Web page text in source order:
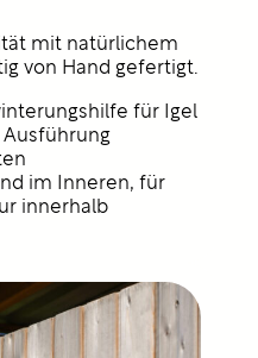
mit natürlichem
von Hand gefertigt.
für Igel
Ausführung
im Inneren, für
innerhalb